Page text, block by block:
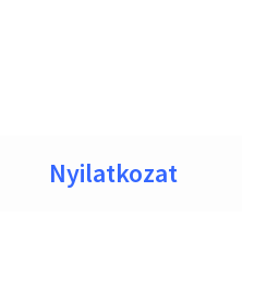
Nyilatkozat